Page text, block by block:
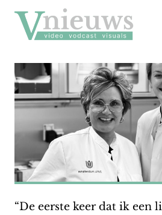
naar
inhoud
“De eerste keer dat ik een